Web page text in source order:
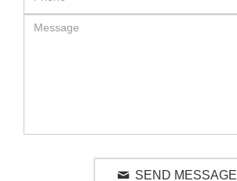
SEND MESSAGE